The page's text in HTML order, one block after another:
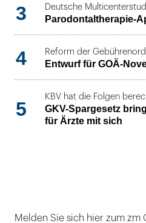
3 Deutsche
Parodontaltherapie-
4 Reform der
Entwurf für GOÄ-
5
KBV hat die Folgen
GKV-Spargesetz
für Ärzte mit sich
Melden Sie sich hier zum zm